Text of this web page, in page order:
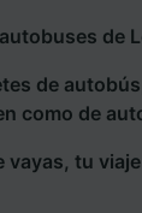
de
de
como de
vayas, tu